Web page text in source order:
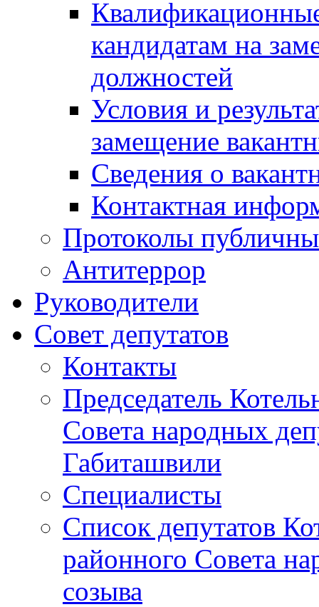
кандидатам на
должностей
Условия и
замещение
Сведения о
Контактная
Протоколы
Антитеррор
Руководители
Совет депутатов
Контакты
Председатель
Совета народных
Габиташвили
Специалисты
Список депутатов
районного Совета
созыва